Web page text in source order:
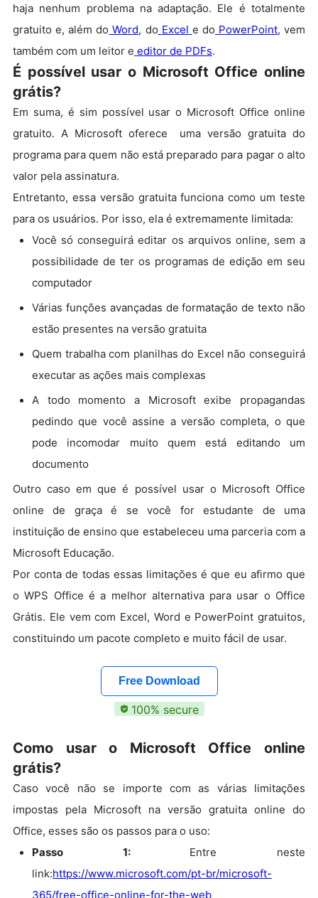
haja nenhum problema na adaptação. Ele é totalmente
gratuito e, além do Word, do Excel e do PowerPoint, vem
também com um leitor e editor de PDFs.
É possível usar o Microsoft Office online
grátis?
Em suma, é sim possível usar o Microsoft Office online
gratuito. A Microsoft oferece uma versão gratuita do
programa para quem não está preparado para pagar o alto
valor pela assinatura.
Entretanto, essa versão gratuita funciona como um teste
para os usuários. Por isso, ela é extremamente limitada:
Você só conseguirá editar os arquivos online, sem a
possibilidade de ter os programas de edição em seu
computador
Várias funções avançadas de formatação de texto não
estão presentes na versão gratuita
Quem trabalha com planilhas do Excel não conseguirá
executar as ações mais complexas
A todo momento a Microsoft exibe propagandas
pedindo que você assine a versão completa, o que
pode incomodar muito quem está editando um
documento
Outro caso em que é possível usar o Microsoft Office
online de graça é se você for estudante de uma
instituição de ensino que estabeleceu uma parceria com a
Microsoft Educação.
Por conta de todas essas limitações é que eu afirmo que
o WPS Office é a melhor alternativa para usar o Office
Grátis. Ele vem com Excel, Word e PowerPoint gratuitos,
constituindo um pacote completo e muito fácil de usar.
Free Download
100% secure
Como usar o Microsoft Office online
grátis?
Caso você não se importe com as várias limitações
impostas pela Microsoft na versão gratuita online do
Office, esses são os passos para o uso:
Passo 1: Entre neste
link:https://www.microsoft.com/pt-br/microsoft-
365/free-office-online-for-the-web